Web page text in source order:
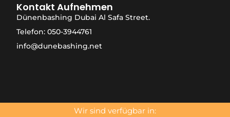
Kontakt Aufnehmen
Dünenbashing Dubai Al Safa Street.
Telefon: 050-3944761
info@dunebashing.net
Wir sind verfügbar in: